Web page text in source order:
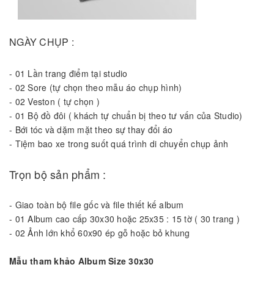
NGÀY CHỤP :
- 01 Lần trang điểm tại studio
- 02 Sore (tự chọn theo mẫu áo chụp hình)
- 02 Veston ( tự chọn )
- 01 Bộ đồ đôi ( khách tự chuẩn bị theo tư vấn của Studio)
- Bới tóc và dặm mặt theo sự thay đổi áo
- Tiệm bao xe trong suốt quá trình di chuyển chụp ảnh
Trọn bộ sản phẩm :
- Giao toàn bộ file gốc và file thiết kế album
- 01 Album cao cấp 30x30 hoặc 25x35 : 15 tờ ( 30 trang )
- 02 Ảnh lớn khổ 60x90 ép gỗ hoặc bỏ khung
Mẫu tham khảo Album Size 30x30